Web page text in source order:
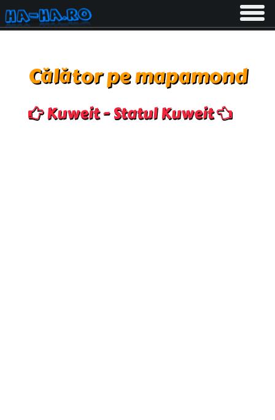
Toggle
Călător pe mapamond
Kuweit - Statul Kuweit